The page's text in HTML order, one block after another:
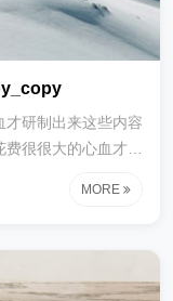
研制出来这些内容
很很大的心血才研
才研制出来这些内容
费很很大的心血才研
MORE